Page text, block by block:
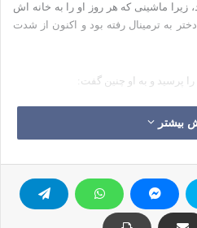
ماشینی که هر روز او را به خانه اش
به ترمینال رفته بود و اکنون از شدت
پرسید و به او چنین گفت:
گریه می کنی؟ دختر گفت: من در فلان
تأخیر کرده ام و سعی نمودم که در موعد
ام به جایی نرفته ام.
بیشتر